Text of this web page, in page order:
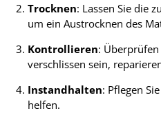
Trocknen: Lassen Sie die
um ein Austrocknen des
Kontrollieren:
verschlissen sein,
Instandhalten: Pflegen
helfen.